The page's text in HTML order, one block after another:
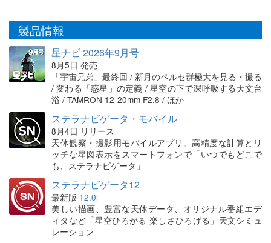
製品情報
星ナビ 2026年9月号
8月5日 発売
「宇宙兄弟」最終回 / 新月のペルセ群極大を見る・撮る
/ 変わる「惑星」の定義 / 星空の下で深呼吸する天文台
浴 / TAMRON 12-20mm F2.8 / ほか
ステラナビゲータ・モバイル
8月4日 リリース
天体観察・撮影用モバイルアプリ。高精度な計算とリ
ッチな星図表示をスマートフォンで「いつでもどこで
も、ステラナビゲータ」
ステラナビゲータ12
最新版 12.0i
美しい描画、豊富な天体データ、オリジナル番組エデ
ィタなど「星空ひろがる 楽しさひろげる」天文シミュ
レーション